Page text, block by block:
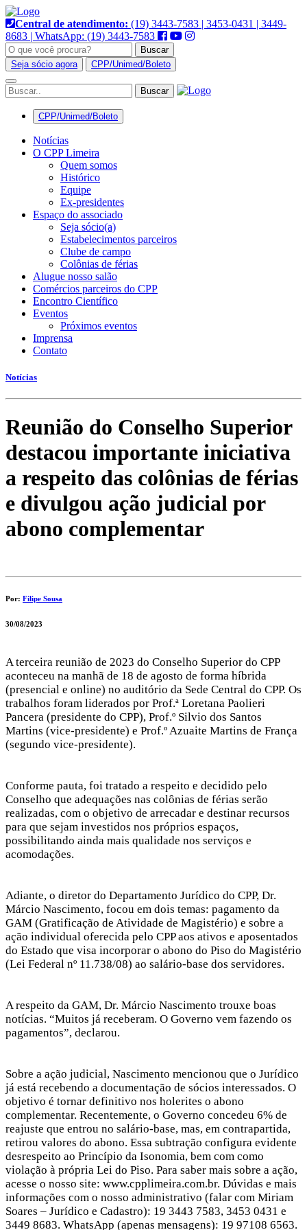
Pular
para
o
conteúdo
Central de atendimento: (19) 3443-7583 | 3453-0431 | 3449-
8683 | WhatsApp: (19) 3443-7583
Buscar
Seja sócio agora
CPP/Unimed/Boleto
Alternar
navegação
CPP/Unimed/Boleto
Notícias
O CPP Limeira
Quem somos
Histórico
Equipe
Ex-presidentes
Espaço do associado
Seja sócio(a)
Estabelecimentos parceiros
Clube de campo
Colônias de férias
Alugue nosso salão
Comércios parceiros do CPP
Encontro Científico
Eventos
Próximos eventos
Imprensa
Contato
Notícias
Reunião do Conselho Superior
destacou importante iniciativa
a respeito das colônias de férias
e divulgou ação judicial por
abono complementar
Por: Filipe Sousa
30/08/2023
A terceira reunião de 2023 do Conselho Superior do CPP
aconteceu na manhã de 18 de agosto de forma híbrida
(presencial e online) no auditório da Sede Central do CPP. Os
trabalhos foram liderados por Prof.ª Loretana Paolieri
Pancera (presidente do CPP), Prof.º Silvio dos Santos
Martins (vice-presidente) e Prof.º Azuaite Martins de França
(segundo vice-presidente).
Conforme pauta, foi tratado a respeito e decidido pelo
Conselho que adequações nas colônias de férias serão
realizadas, com o objetivo de arrecadar e destinar recursos
para que sejam investidos nos próprios espaços,
possibilitando ainda mais qualidade nos serviços e
acomodações.
Adiante, o diretor do Departamento Jurídico do CPP, Dr.
Márcio Nascimento, focou em dois temas: pagamento da
GAM (Gratificação de Atividade de Magistério) e sobre a
ação individual oferecida pelo CPP aos ativos e aposentados
do Estado que visa incorporar o abono do Piso do Magistério
(Lei Federal nº 11.738/08) ao salário-base dos servidores.
A respeito da GAM, Dr. Márcio Nascimento trouxe boas
notícias. “Muitos já receberam. O Governo vem fazendo os
pagamentos”, declarou.
Sobre a ação judicial, Nascimento mencionou que o Jurídico
já está recebendo a documentação de sócios interessados. O
objetivo é tornar definitivo nos holerites o abono
complementar. Recentemente, o Governo concedeu 6% de
reajuste que entrou no salário-base, mas, em contrapartida,
retirou valores do abono. Essa subtração configura evidente
desrespeito ao Princípio da Isonomia, bem com como
violação à própria Lei do Piso. Para saber mais sobre a ação,
acesse o nosso site: www.cpplimeira.com.br. Dúvidas e mais
informações com o nosso administrativo (falar com Miriam
Soares – Jurídico e Cadastro): 19 3443 7583, 3453 0431 e
3449 8683. WhatsApp (apenas mensagens): 19 97108 6563.